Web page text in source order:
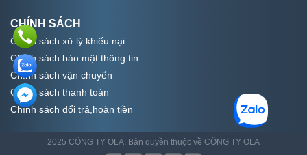
CHÍNH SÁCH
Chính sách xử lý khiếu nại
Chính sách bảo mật thông tin
Chính sách vận chuyển
Chính sách thanh toán
Chính sách đổi trả,hoàn tiền
2025 CÔNG TY OLA. Bản quyền thuộc về CÔNG TY OLA